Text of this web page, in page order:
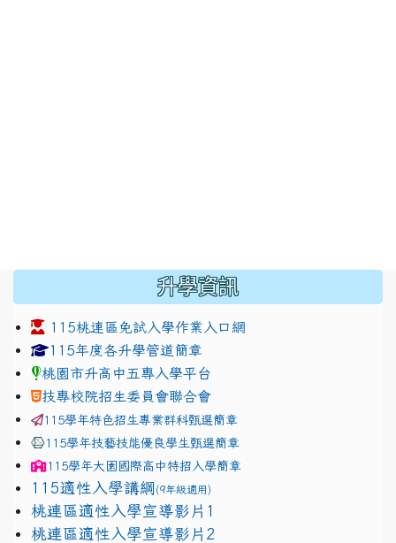
升學資訊
115桃連區免試入學作業入口網
link to https://www.jhjhs.tyc.edu.tw/modules/
115年度各升學管道簡章
桃園市升高中五專入學平台
技專校院招生委員會聯合會
115學年特色招生專業群科甄選簡章
115學年技藝技能優良學生甄選簡章
115學年大園國際高中特招入學簡章
115適性入學講綱 (9年級適用)
link to https://docs.google.com/presentation/d/
桃連區適性入學宣導影片1
link to https://docs.google.com/presentation/d/
桃連區適性入學宣導影片2